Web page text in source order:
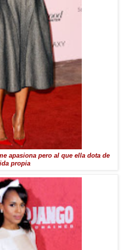
apasiona pero al que ella dota de
propia